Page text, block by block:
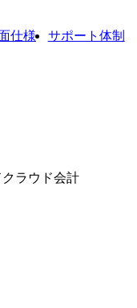
仕様 サポート体制
ラウド会計